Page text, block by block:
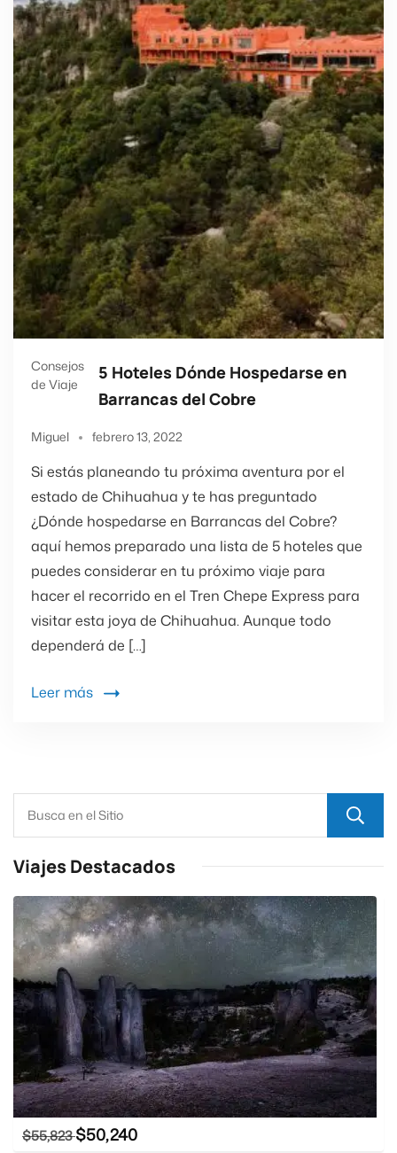
Consejos
de Viaje
5 Hoteles Dónde Hospedarse en
Barrancas del Cobre
Miguel febrero 13, 2022
Si estás planeando tu próxima aventura por el
estado de Chihuahua y te has preguntado
¿Dónde hospedarse en Barrancas del Cobre?
aquí hemos preparado una lista de 5 hoteles que
puedes considerar en tu próximo viaje para
hacer el recorrido en el Tren Chepe Express para
visitar esta joya de Chihuahua. Aunque todo
dependerá de […]
Leer más
Viajes Destacados
$55,823$50,240